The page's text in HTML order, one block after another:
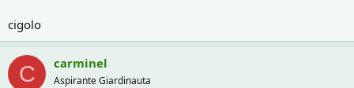
cigolo
C carminel
Aspirante Giardinauta